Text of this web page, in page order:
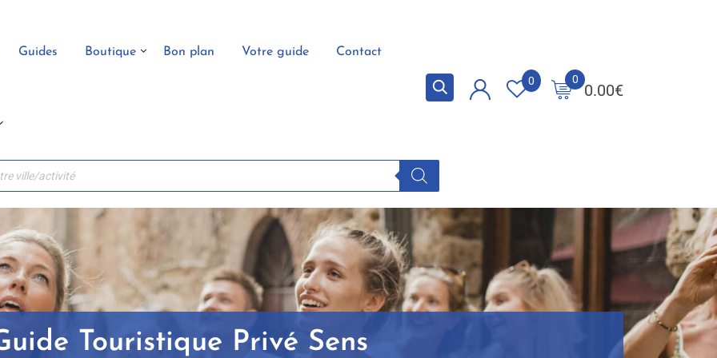
Guides Boutique Bon plan Votre guide Contact
0.00€
0
0
Touristique Privé Sens